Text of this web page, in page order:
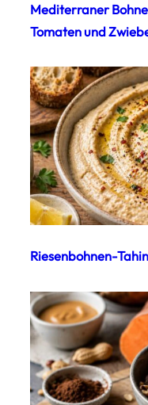
Mediterraner
Tomaten und
Riesenbohnen-